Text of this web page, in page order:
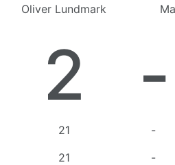
Oliver Lundmark
2 -
21 -
21
-